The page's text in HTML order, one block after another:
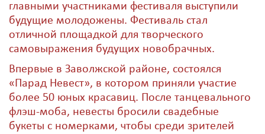
главными участниками фестиваля выступили
будущие молодожены. Фестиваль стал
отличной площадкой для творческого
самовыражения будущих новобрачных.
Впервые в Заволжской районе, состоялся
«Парад Невест», в котором приняли участие
более 50 юных красавиц. После танцевального
флэш-моба, невесты бросили свадебные
букеты с номерками, чтобы среди зрителей